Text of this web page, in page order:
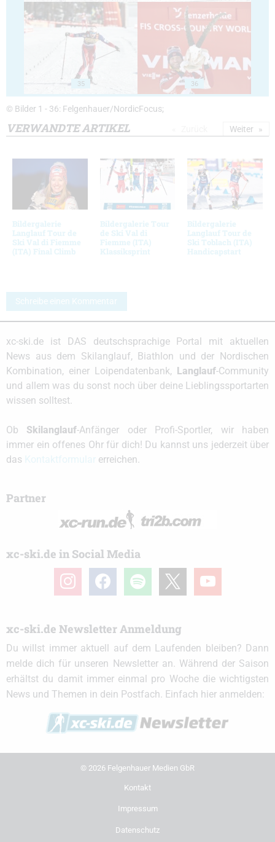
35 36
© Bilder 1 - 36: Felgenhauer/NordicFocus;
VERWANDTE ARTIKEL
Bildergalerie
Langlauf Tour de
Ski Val di Fiemme
(ITA) Final Climb
Bildergalerie Tour
de Ski Val di
Fiemme (ITA)
Klassiksprint
Bildergalerie
Langlauf Tour de
Ski Toblach (ITA)
Handicapstart
Weiter
Schreibe einen Kommentar
xc-ski.de ist DAS deutschsprachige Portal mit aktuellen
News aus dem Skilanglauf, Biathlon und der Nordischen
Kombination, einer Loipendatenbank, Langlauf-Community
und allem was du sonst noch über deine Lieblingssportarten
wissen solltest.
Ob Skilanglauf-Anfänger oder Profi-Sportler, wir haben
immer ein offenes Ohr für dich! Du kannst uns jederzeit über
das
erreichen.
Partner
xc-ski.de in Social Media
instagramfacebook spotify youtube
xc-ski.de Newsletter Anmeldung
Du willst immer aktuell auf dem Laufenden bleiben? Dann
melde dich für unseren Newsletter an. Während der Saison
erhältst du damit immer einmal pro Woche die wichtigsten
News und Themen in dein Postfach. Einfach hier anmelden:
© 2026 Felgenhauer Medien GbR
Kontakt
Impressum
Datenschutz